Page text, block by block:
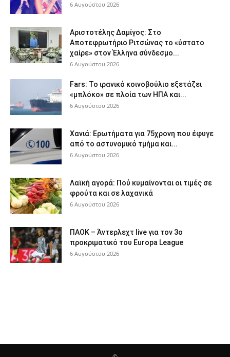
6 Αυγούστου 2026
Αριστοτέλης Δαμίγος: Στο
Αποτεφρωτήριο Ριτσώνας το «ύστατο
χαίρε» στον Έλληνα σύνδεσμο...
6 Αυγούστου 2026
Fars: Το ιρανικό κοινοβούλιο εξετάζει
«μπλόκο» σε πλοία των ΗΠΑ και...
6 Αυγούστου 2026
Χανιά: Ερωτήματα για 75χρονη που έφυγε
από το αστυνομικό τμήμα και...
6 Αυγούστου 2026
Λαϊκή αγορά: Πού κυμαίνονται οι τιμές σε
φρούτα και σε λαχανικά
6 Αυγούστου 2026
ΠΑΟΚ – Άντερλεχτ live για τον 3ο
προκριματικό του Europa League
6 Αυγούστου 2026